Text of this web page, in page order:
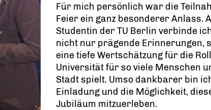
Für mich persönlich war die
Feier ein ganz besonderer Anlass.
Studentin der TU Berlin verbinde
nicht nur prägende Erinnerungen,
eine tiefe Wertschätzung für die
Universität für so viele Menschen
Stadt spielt. Umso dankbarer bin
Einladung und die Möglichkeit,
Jubiläum mitzuerleben.